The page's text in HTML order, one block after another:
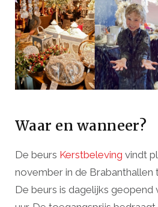
Waar en wanneer?
De beurs Kerstbeleving vindt
november in de Brabanthallen
De beurs is dagelijks geopend